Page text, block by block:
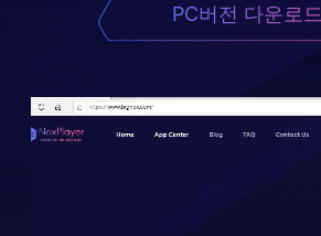
PC버전 다운로드